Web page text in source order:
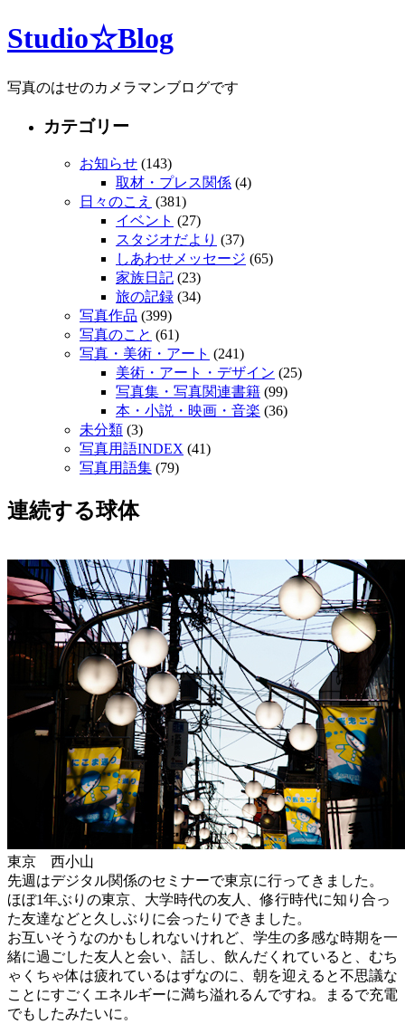
Studio☆Blog
写真のはせのカメラマンブログです
カテゴリー
お知らせ (143)
取材・プレス関係 (4)
日々のこえ (381)
イベント (27)
スタジオだより (37)
しあわせメッセージ (65)
家族日記 (23)
旅の記録 (34)
写真作品 (399)
写真のこと (61)
写真・美術・アート (241)
美術・アート・デザイン (25)
写真集・写真関連書籍 (99)
本・小説・映画・音楽 (36)
未分類 (3)
写真用語INDEX (41)
写真用語集 (79)
連続する球体
東京 西小山
先週はデジタル関係のセミナーで東京に行ってきました。
ほぼ1年ぶりの東京、大学時代の友人、修行時代に知り合っ
た友達などと久しぶりに会ったりできました。
お互いそうなのかもしれないけれど、学生の多感な時期を一
緒に過ごした友人と会い、話し、飲んだくれていると、むち
ゃくちゃ体は疲れているはずなのに、朝を迎えると不思議な
ことにすごくエネルギーに満ち溢れるんですね。まるで充電
でもしたみたいに。